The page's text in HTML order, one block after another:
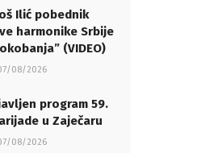
Ilić pobednik
harmonike Srbije
(VIDEO)
08/2026
program 59.
u Zaječaru
08/2026